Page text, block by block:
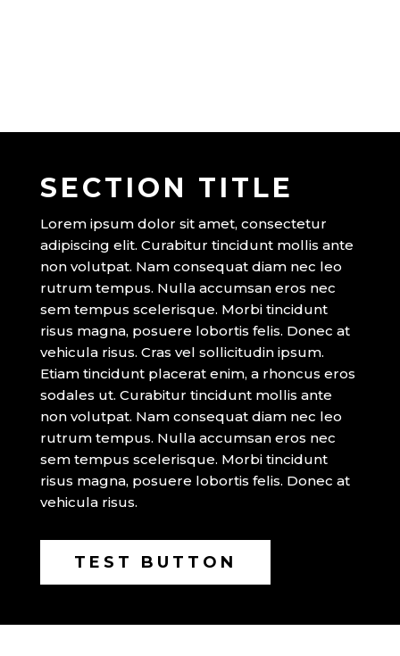
SECTION TITLE
Lorem ipsum dolor sit amet, consectetur
adipiscing elit. Curabitur tincidunt mollis ante
non volutpat. Nam consequat diam nec leo
rutrum tempus. Nulla accumsan eros nec
sem tempus scelerisque. Morbi tincidunt
risus magna, posuere lobortis felis. Donec at
vehicula risus. Cras vel sollicitudin ipsum.
Etiam tincidunt placerat enim, a rhoncus eros
sodales ut. Curabitur tincidunt mollis ante
non volutpat. Nam consequat diam nec leo
rutrum tempus. Nulla accumsan eros nec
sem tempus scelerisque. Morbi tincidunt
risus magna, posuere lobortis felis. Donec at
vehicula risus.
TEST BUTTON